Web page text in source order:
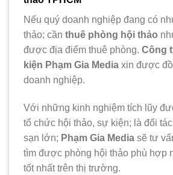
Nếu quý doanh nghiệp đang có
thảo; cần thuê phòng hội thảo
được địa điểm thuê phòng. Công
kiện Phạm Gia Media xin được
doanh nghiệp.
Với những kinh nghiệm tích lũy
tổ chức hội thảo, sự kiện; là đối
sạn lớn; Phạm Gia Media sẽ tư
tìm được phòng hội thảo phù hợp
tốt nhất trên thị trường.